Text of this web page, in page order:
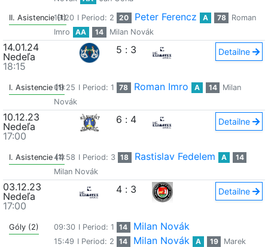
II. Asistencie (1)
19:20 I Period: 2 20 Peter Ferencz A 78
Roman
Imro
AA 14 Milan Novák
14.01.24
Nedeľa
18:15
5 : 3 Detailne
I. Asistencie (1)09:25 I Period: 1 78 Roman Imro A 14
Milan
Novák
10.12.23
Nedeľa
17:00
6 : 4 Detailne
I. Asistencie (1)44:58 I Period: 3 18 Rastislav Fedelem A
14
Milan Novák
03.12.23
Nedeľa
17:00
4 : 3 Detailne
Góly (2) 09:30 I Period: 1 14 Milan Novák
15:49 I Period: 2 14 Milan Novák A 19
Marek